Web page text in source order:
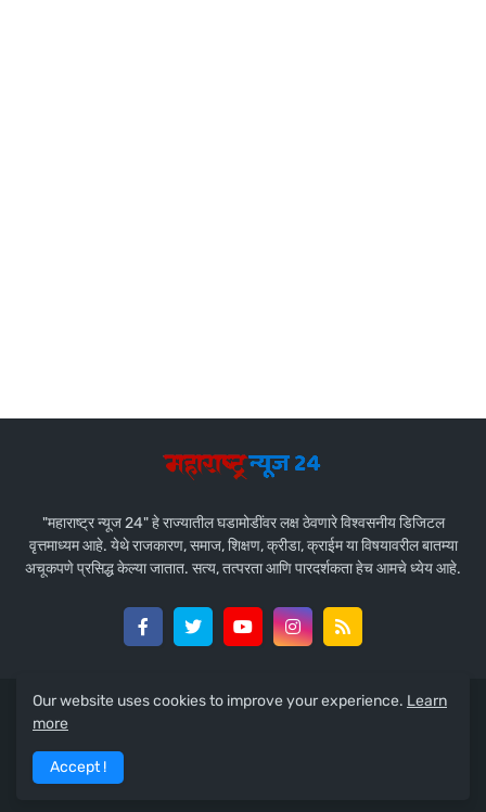
"महाराष्ट्र न्यूज 24" हे राज्यातील घडामोडींवर लक्ष ठेवणारे विश्वसनीय डिजिटल
वृत्तमाध्यम आहे. येथे राजकारण, समाज, शिक्षण, क्रीडा, क्राईम या विषयावरील बातम्या
अचूकपणे प्रसिद्ध केल्या जातात. सत्य, तत्परता आणि पारदर्शकता हेच आमचे ध्येय आहे.
Home
Our website uses cookies to improve your experience. Learn
more
Accept !